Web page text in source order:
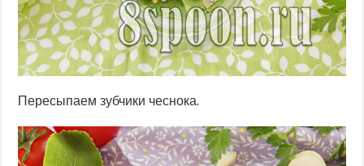
Пересыпаем зубчики чеснока.